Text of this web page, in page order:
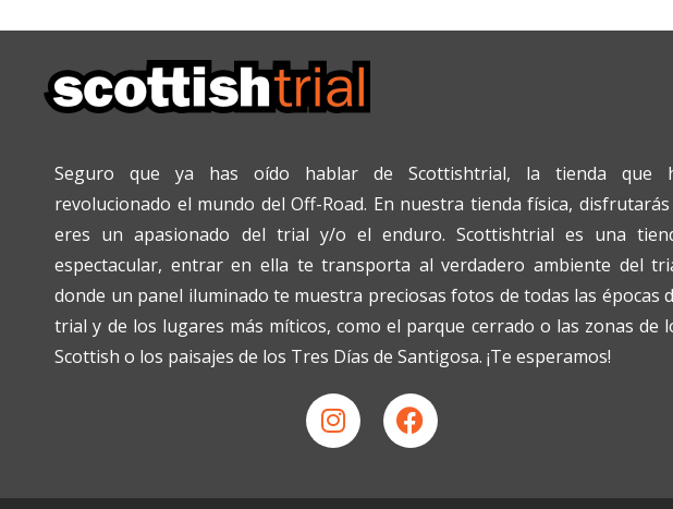
Seguro que ya has oído hablar de Scottishtrial, la tienda que
revolucionado el mundo del Off-Road. En nuestra tienda física, disfrutarás
eres un apasionado del trial y/o el enduro. Scottishtrial es una
espectacular, entrar en ella te transporta al verdadero ambiente del
donde un panel iluminado te muestra preciosas fotos de todas las épocas
trial y de los lugares más míticos, como el parque cerrado o las zonas de
Scottish o los paisajes de los Tres Días de Santigosa. ¡Te esperamos!